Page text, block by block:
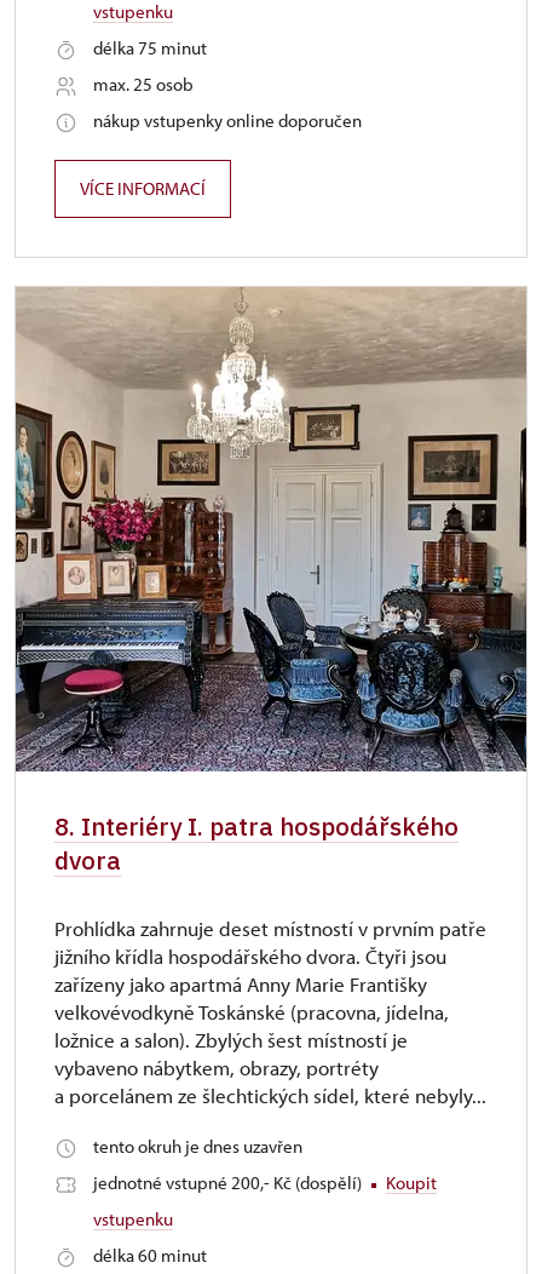
vstupenku
délka 75 minut
max. 25 osob
nákup vstupenky online doporučen
VÍCE INFORMACÍ
8. Interiéry I. patra hospodářského
dvora
Prohlídka zahrnuje deset místností v prvním patře
jižního křídla hospodářského dvora. Čtyři jsou
zařízeny jako apartmá Anny Marie Františky
velkovévodkyně Toskánské (pracovna, jídelna,
ložnice a salon). Zbylých šest místností je
vybaveno nábytkem, obrazy, portréty
a porcelánem ze šlechtických sídel, které nebyly...
tento okruh je dnes uzavřen
jednotné vstupné 200,- Kč (dospělí)
Koupit
vstupenku
délka 60 minut